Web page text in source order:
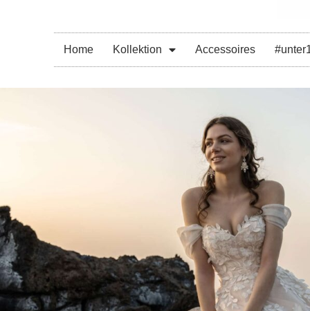
Home Kollektion Accessoires